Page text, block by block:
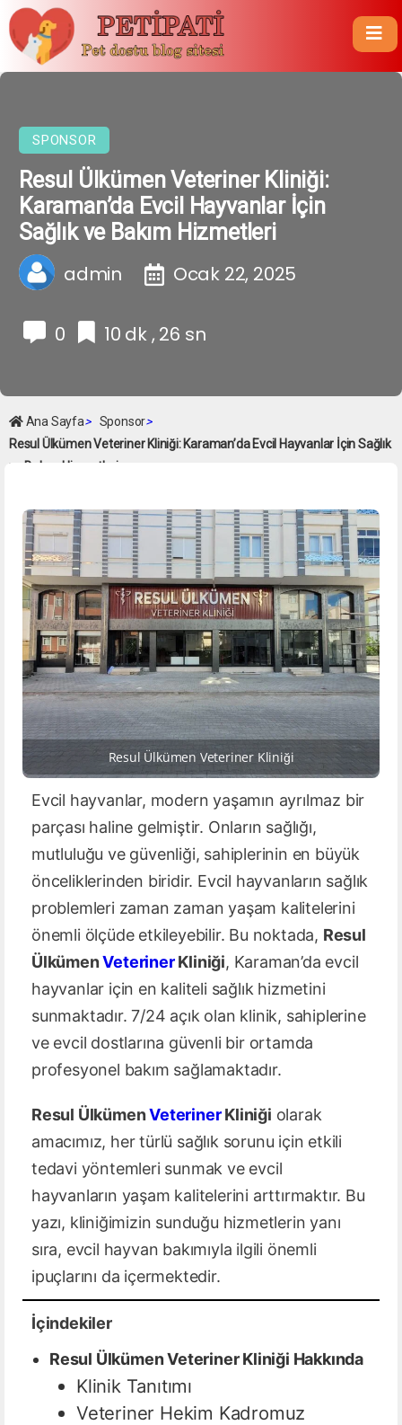
SPONSOR
Resul Ülkümen Veteriner Kliniği:
Karaman’da Evcil Hayvanlar İçin
Sağlık ve Bakım Hizmetleri
admin Ocak 22, 2025
0 10 dk , 26 sn
Ana Sayfa> Sponsor>
Resul Ülkümen Veteriner Kliniği: Karaman’da Evcil Hayvanlar İçin Sağlık
ve Bakım Hizmetleri
Resul Ülkümen Veteriner Kliniği
Evcil hayvanlar, modern yaşamın ayrılmaz bir
parçası haline gelmiştir. Onların sağlığı,
mutluluğu ve güvenliği, sahiplerinin en büyük
önceliklerinden biridir. Evcil hayvanların sağlık
problemleri zaman zaman yaşam kalitelerini
önemli ölçüde etkileyebilir. Bu noktada, Resul
ÜlkümenVeterinerKliniği, Karaman’da evcil
hayvanlar için en kaliteli sağlık hizmetini
sunmaktadır. 7/24 açık olan klinik, sahiplerine
ve evcil dostlarına güvenli bir ortamda
profesyonel bakım sağlamaktadır.
Resul ÜlkümenVeterinerKliniği olarak
amacımız, her türlü sağlık sorunu için etkili
tedavi yöntemleri sunmak ve evcil
hayvanların yaşam kalitelerini arttırmaktır. Bu
yazı, kliniğimizin sunduğu hizmetlerin yanı
sıra, evcil hayvan bakımıyla ilgili önemli
ipuçlarını da içermektedir.
İçindekiler
Resul Ülkümen Veteriner Kliniği Hakkında
Klinik Tanıtımı
Veteriner Hekim Kadromuz